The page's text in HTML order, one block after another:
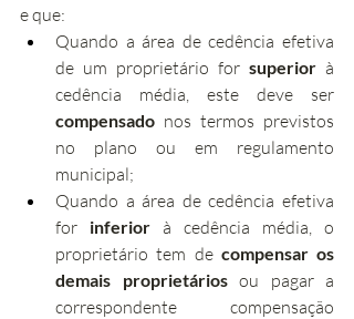
e que:
Quando a área de cedência efetiva
de um proprietário for superior à
compensado nos termos previstos
no plano ou em regulamento
municipal;
Quando a área de cedência efetiva
for inferior à cedência média, o
proprietário tem de compensar os
demais proprietários ou pagar a
correspondente compensação